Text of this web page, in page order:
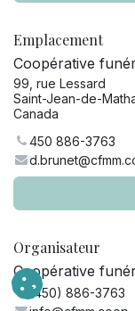
Emplacement
Coopérative
99, rue Lessard
Saint-Jean-de-
Canada
450 886-3763
Organisateur
Coopérative
(450) 886-3763